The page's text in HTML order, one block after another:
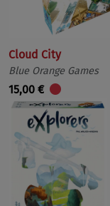
Cloud City
Blue Orange Games
15,00 €